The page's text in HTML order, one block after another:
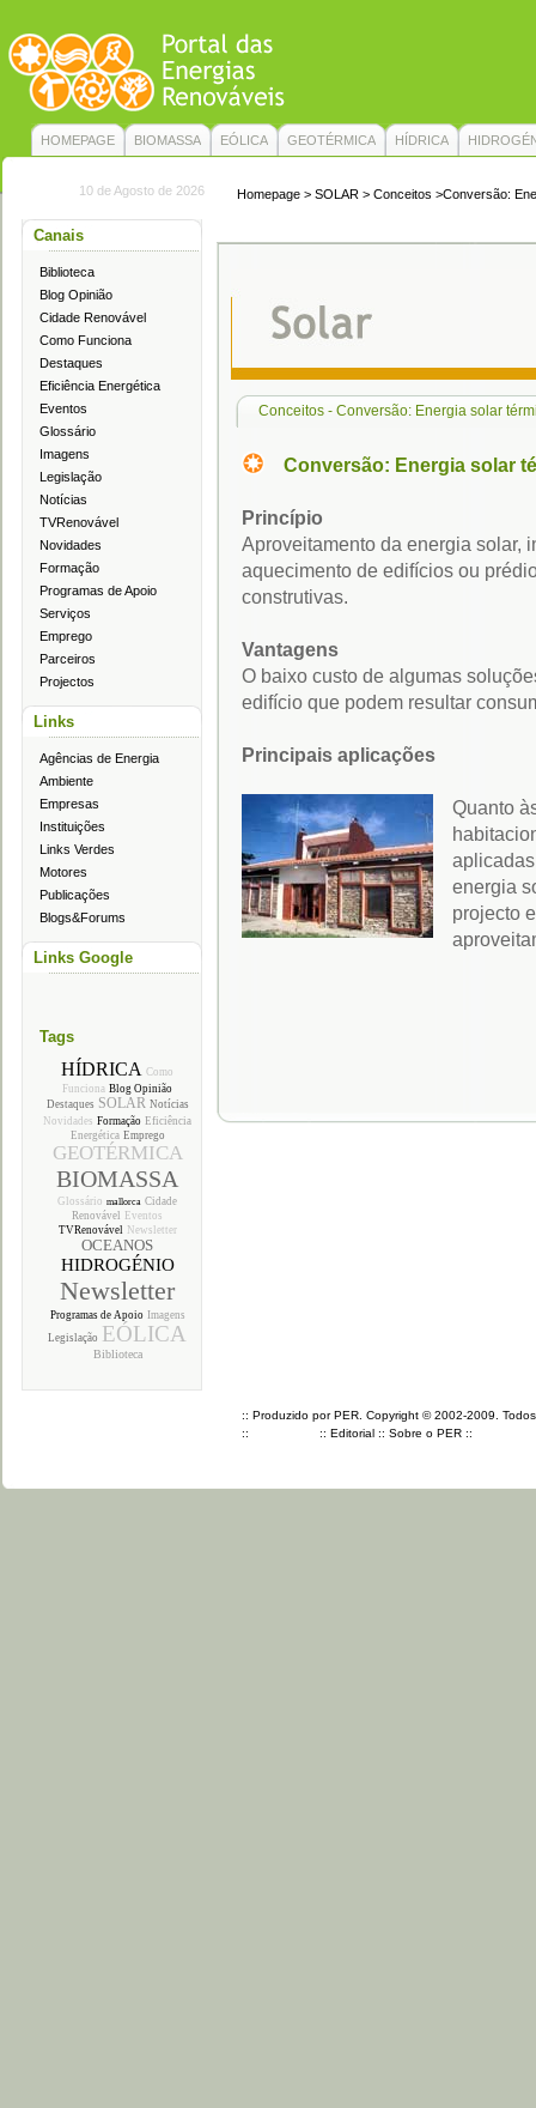
HOMEPAGE BIOMASSA EÓLICA GEOTÉRMICA HÍDRICA
10 de Agosto de 2026
Canais
Biblioteca
Blog Opinião
Cidade Renovável
Como Funciona
Destaques
Eficiência Energética
Eventos
Glossário
Imagens
Legislação
Notícias
TVRenovável
Novidades
Formação
Programas de Apoio
Serviços
Emprego
Parceiros
Projectos
Links
Agências de Energia
Ambiente
Empresas
Instituições
Links Verdes
Motores
Publicações
Blogs&Forums
Links Google
Tags
HÍDRICA Como
Funciona Blog Opinião
Destaques SOLAR Notícias
Novidades Formação Eficiência
Energética Emprego
GEOTÉRMICA
BIOMASSA
Glossário mallorca Cidade
Renovável
Eventos
TVRenovável Newsletter
OCEANOS
HIDROGÉNIO
Newsletter
Programas de Apoio Imagens
Legislação EÓLICA
Biblioteca
Homepage > SOLAR > Conceitos >Conversão:
Conceitos - Conversão: Energia solar
Conversão: Energia solar
Princípio
Aproveitamento da energia solar,
aquecimento de edifícios ou
construtivas.
Vantagens
O baixo custo de algumas
edifício que podem resultar
Principais aplicações
Quanto
energia
projecto
:: Produzido por PER. Copyright © 2002-2009.
::
:: Editorial :: Sobre o PER ::